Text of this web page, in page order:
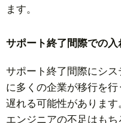
ます。
サポート終了間際での
サポート終了間際にシ
に多くの企業が移行を
遅れる可能性がありま
エンジニアの不足はも